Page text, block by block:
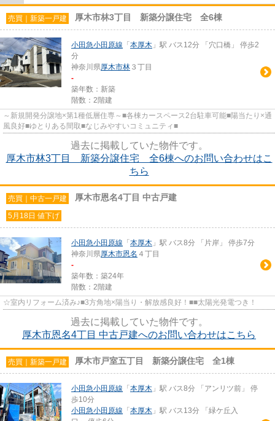
売買｜新築一戸建 厚木市林3丁目 新築分譲住宅 全6棟
小田急小田原線 「 本厚木 」駅 バス12分 「穴口橋」 停歩2
分
神奈川県厚木市林 ３丁目
-
築年数：新築
階数：2階建
～新規開発分譲地×第1種低層住専～■各棟カースペース2台駐車可能■陽当たり×通
風良好■ゆとりある間取■なじみやすいコミュニティ■
過去に掲載していた物件です。
厚木市林3丁目 新築分譲住宅 全6棟へのお問い合わせはこ
ちら
売買｜中古一戸建 厚木市恩名4丁目 中古戸建
5月18日 値下げ
小田急小田原線 「 本厚木 」駅 バス8分 「片岸」 停歩7分
神奈川県厚木市恩名 ４丁目
-
築年数：築24年
階数：2階建
☆室内リフォーム済み♪■3方角地×陽当り・解放感良好！■■太陽光発電つき！
過去に掲載していた物件です。
厚木市恩名4丁目 中古戸建へのお問い合わせはこちら
売買｜新築一戸建 厚木市戸室五丁目 新築分譲住宅 全1棟
小田急小田原線 「 本厚木 」駅 バス8分 「アンリツ前」 停
歩10分
小田急小田原線 「 本厚木 」駅 バス13分 「緑ケ丘入